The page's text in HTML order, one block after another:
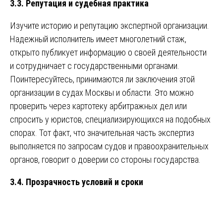
3.3. Репутация и судебная практика
Изучите историю и репутацию экспертной организации.
Надежный исполнитель имеет многолетний стаж,
открыто публикует информацию о своей деятельности
и сотрудничает с государственными органами.
Поинтересуйтесь, принимаются ли заключения этой
организации в судах Москвы и области. Это можно
проверить через картотеку арбитражных дел или
спросить у юристов, специализирующихся на подобных
спорах. Тот факт, что значительная часть экспертиз
выполняется по запросам судов и правоохранительных
органов, говорит о доверии со стороны государства.
3.4. Прозрачность условий и сроки